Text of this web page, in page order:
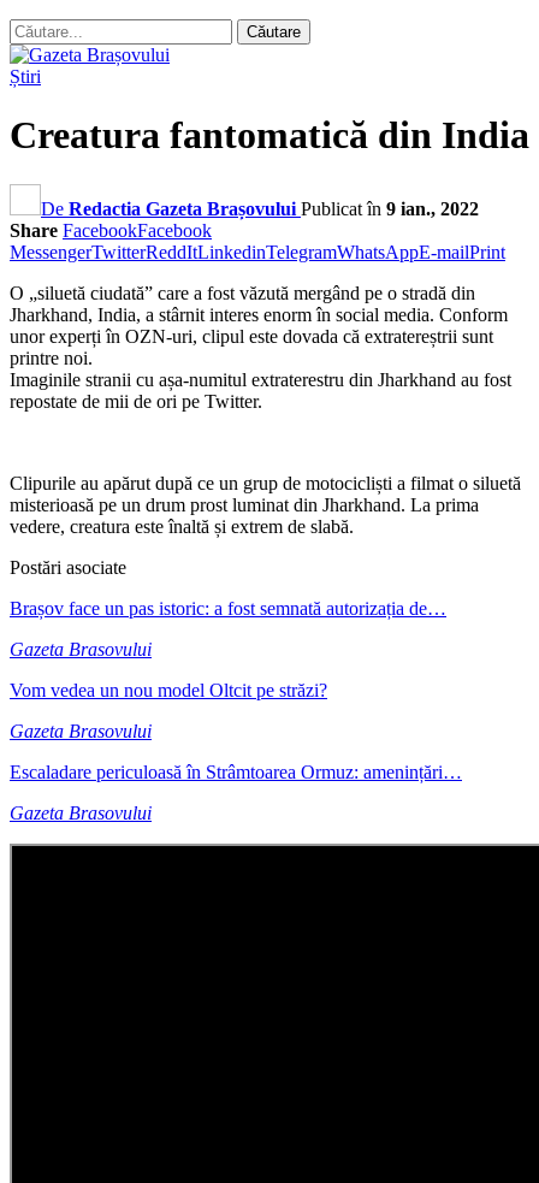
Știri
Creatura fantomatică din India
De Redactia Gazeta Brașovului Publicat în 9 ian., 2022
Share FacebookFacebook
MessengerTwitterReddItLinkedinTelegramWhatsAppE-mailPrint
O „siluetă ciudată” care a fost văzută mergând pe o stradă din
Jharkhand, India, a stârnit interes enorm în social media. Conform
unor experți în OZN-uri, clipul este dovada că extratereștrii sunt
printre noi.
Imaginile stranii cu așa-numitul extraterestru din Jharkhand au fost
repostate de mii de ori pe Twitter.
Clipurile au apărut după ce un grup de motocicliști a filmat o siluetă
misterioasă pe un drum prost luminat din Jharkhand. La prima
vedere, creatura este înaltă și extrem de slabă.
Postări asociate
Brașov face un pas istoric: a fost semnată autorizația de…
Gazeta Brasovului
Vom vedea un nou model Oltcit pe străzi?
Gazeta Brasovului
Escaladare periculoasă în Strâmtoarea Ormuz: amenințări…
Gazeta Brasovului